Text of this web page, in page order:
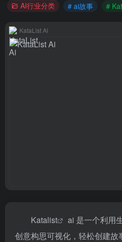
AI行业分类 # ai故事 #
KataList Ai
Katalist
ai 是一个利用
创意构思可视化，轻松创建